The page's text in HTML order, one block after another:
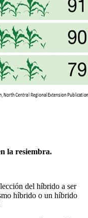
la resiembra.
del híbrido a ser
híbrido o un híbrido